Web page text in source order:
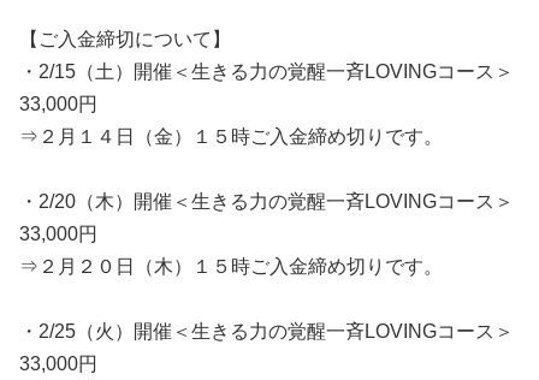
【ご入金締切について】
・2/15（土）開催＜生きる力の覚醒一斉LOVINGコース＞
33,000円
⇒２月１４日（金）１５時ご入金締め切りです。
・2/20（木）開催＜生きる力の覚醒一斉LOVINGコース＞
33,000円
⇒２月２０日（木）１５時ご入金締め切りです。
・2/25（火）開催＜生きる力の覚醒一斉LOVINGコース＞
33,000円